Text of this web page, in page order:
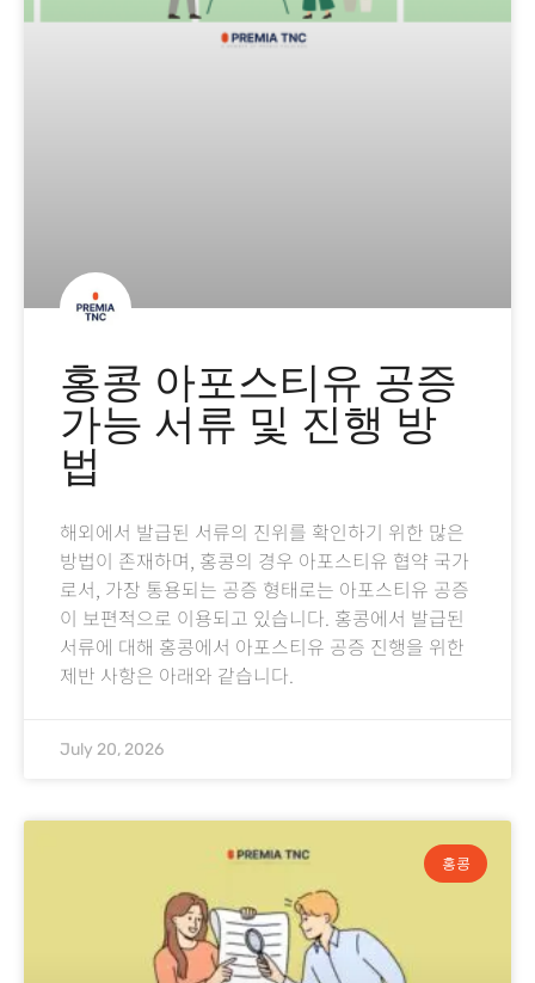
홍콩 아포스티유 공증
가능 서류 및 진행 방
법
해외에서 발급된 서류의 진위를 확인하기 위한 많은
방법이 존재하며, 홍콩의 경우 아포스티유 협약 국가
로서, 가장 통용되는 공증 형태로는 아포스티유 공증
이 보편적으로 이용되고 있습니다. 홍콩에서 발급된
서류에 대해 홍콩에서 아포스티유 공증 진행을 위한
제반 사항은 아래와 같습니다.
July 20, 2026
홍콩